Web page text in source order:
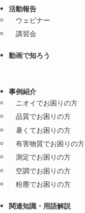
活動報告
ウェビナー
講習会
動画で知ろう
事例紹介
ニオイでお困りの方
品質でお困りの方
暑くてお困りの方
有害物質でお困りの方
測定でお困りの方
空調でお困りの方
粉塵でお困りの方
関連知識・用語解説